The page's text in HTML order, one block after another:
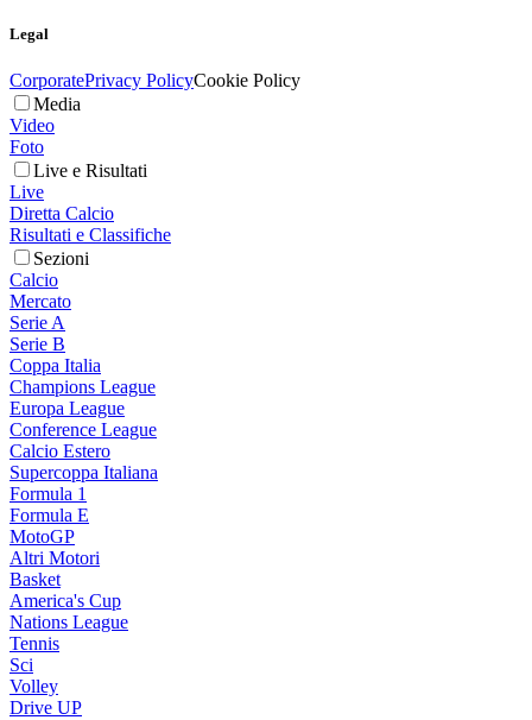
Legal
CorporatePrivacy PolicyCookie Policy
Media
Video
Foto
Live e Risultati
Live
Diretta Calcio
Risultati e Classifiche
Sezioni
Calcio
Mercato
Serie A
Serie B
Coppa Italia
Champions League
Europa League
Conference League
Calcio Estero
Supercoppa Italiana
Formula 1
Formula E
MotoGP
Altri Motori
Basket
America's Cup
Nations League
Tennis
Sci
Volley
Drive UP